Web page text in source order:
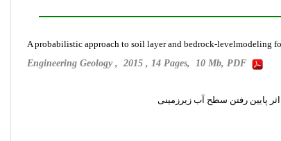
A probabilistic approach to soil layer and bedrock-levelmodeling
Engineering Geology , 2015 , 14 Pages, 10 Mb, PDF
پایین رفتن سطح آب زیرزمینی